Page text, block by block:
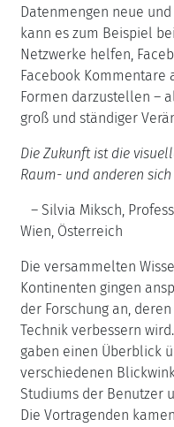
Datenmengen neue
kann es zum Beispiel
Netzwerke helfen,
Facebook
Formen darzustellen –
groß und ständiger
Die Zukunft ist die
Raum- und anderen
– Silvia Miksch,
Wien, Österreich
Die versammelten
Kontinenten gingen
der Forschung an,
Technik verbessern
gaben einen Überblick
verschiedenen
Studiums der Benutzer
Die Vortragenden